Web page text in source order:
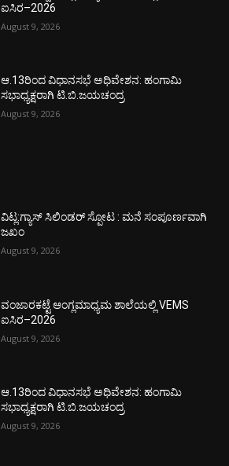
ಐಸಿರ–2026
August 9, 2026
ಆ.13ರಿಂದ ವಿಧಾನಸಭೆ ಅಧಿವೇಶನ: ಹಂಗಾಮಿ
ಸಭಾಧ್ಯಕ್ಷರಾಗಿ ಟಿ.ಬಿ.ಜಯಚಂದ್ರ
August 9, 2026
ವಿಟ್ಲ:ಗ್ಯಾಸ್ ಸಿಲಿಂಡರ್ ಸ್ಪೋಟ : ಮನೆ ಸಂಪೂರ್ಣವಾಗಿ
ಜಖಂ
August 9, 2026
ವಂಜಾರಕಟ್ಟೆ ಆಂಗ್ಲಮಾಧ್ಯಮ ಶಾಲೆಯಲ್ಲಿ VEMS
ಐಸಿರ–2026
August 9, 2026
ಆ.13ರಿಂದ ವಿಧಾನಸಭೆ ಅಧಿವೇಶನ: ಹಂಗಾಮಿ
ಸಭಾಧ್ಯಕ್ಷರಾಗಿ ಟಿ.ಬಿ.ಜಯಚಂದ್ರ
August 9, 2026